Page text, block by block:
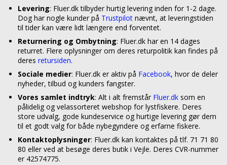
Levering: Fluer.dk tilbyder hurtig levering inden for 1-2 dage.
Dog har nogle kunder på Trustpilot nævnt, at leveringstiden
til tider kan være lidt længere end forventet.
Returnering og Ombytning: Fluer.dk har en 14 dages
returret. Flere oplysninger om deres returpolitik kan findes på
deres retursiden.
Sociale medier: Fluer.dk er aktiv på Facebook, hvor de deler
nyheder, tilbud og kunders fangster.
Vores samlet indtryk: Alt i alt fremstår Fluer.dk som en
pålidelig og velassorteret webshop for lystfiskere. Deres
store udvalg, gode kundeservice og hurtige levering gør dem
til et godt valg for både nybegyndere og erfarne fiskere.
Kontaktoplysninger: Fluer.dk kan kontaktes på tlf. 71 71 80
80 eller ved at besøge deres butik i Vejle. Deres CVR-nummer
er 42574775.